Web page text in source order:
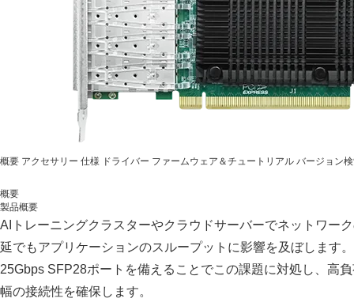
概要 アクセサリー 仕様 ドライバー ファームウェア＆チュートリアル バージョン
概要
製品概要
AIトレーニングクラスターやクラウドサーバーでネットワー
延でもアプリケーションのスループットに影響を及ぼします
25Gbps SFP28ポートを備えることでこの課題に対処し、高
幅の接続性を確保します。